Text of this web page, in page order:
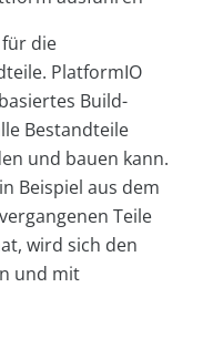
für die
PlatformIO
Build-
Bestandteile
und bauen kann.
Beispiel aus dem
Teile
wird sich den
und mit